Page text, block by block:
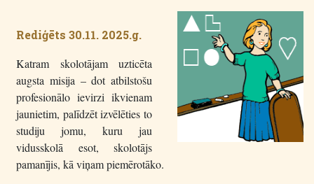
Rediģēts 30.11. 2025.g.
Katram skolotājam uzticēta
augsta misija – dot atbilstošu
profesionālo ievirzi ikvienam
jaunietim, palīdzēt izvēlēties to
studiju jomu, kuru jau
vidusskolā esot, skolotājs
pamanījis, kā viņam piemērotāko.